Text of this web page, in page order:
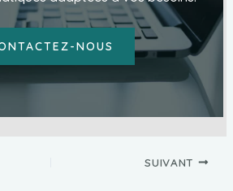
NOUS
SUIVANT